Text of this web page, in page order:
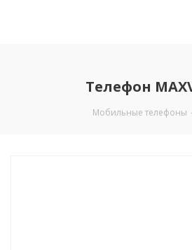
Телефон
Мобильные телефоны -